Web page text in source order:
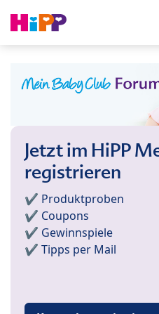
Jetzt im HiPP
registrieren
✔️ Produktproben
✔️ Coupons
✔️ Gewinnspiele
✔️ Tipps per Mail